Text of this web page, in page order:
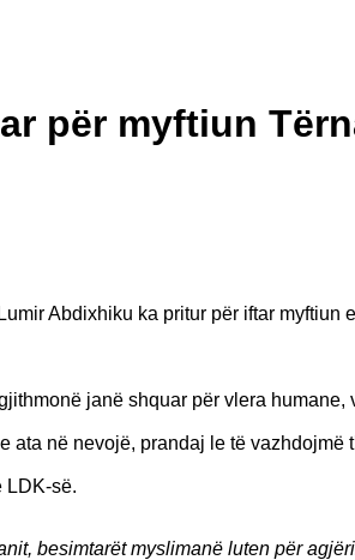
për myftiun
Abdixhiku ka pritur për iftar
janë shquar për vlera
ata në nevojë, prandaj le të vazhdojmë
LDK-së.
besimtarët myslimanë luten për